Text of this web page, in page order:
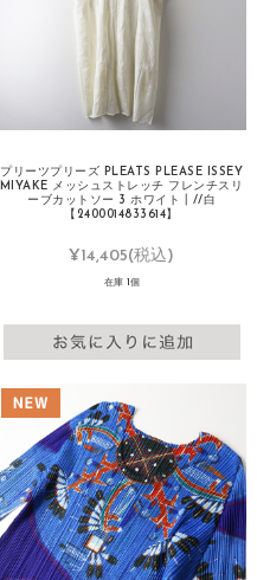
プリーツプリーズ PLEATS PLEASE ISSEY
MIYAKE メッシュストレッチ フレンチスリ
ーブカットソー 3 ホワイト┃//白
【2400014833614】
¥14,405(税込)
在庫 1個